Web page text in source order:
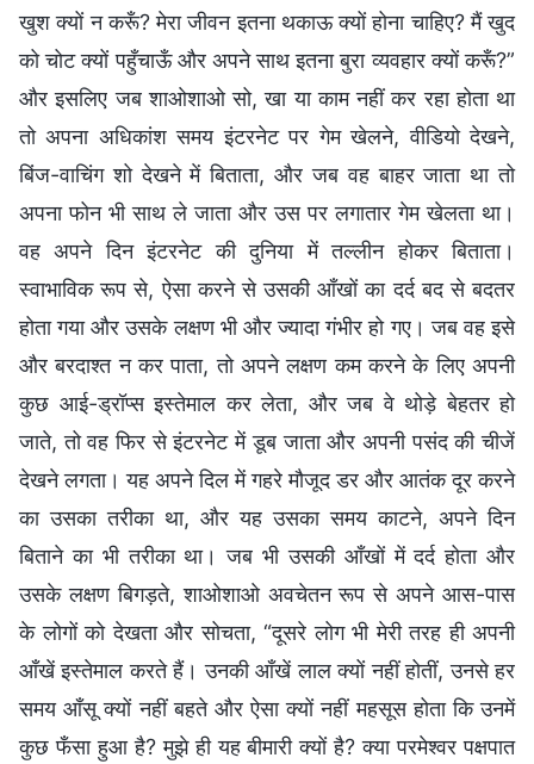
खुश क्यों न करूँ? मेरा जीवन इतना थकाऊ क्यों होना चाहिए? मैं खुद
को चोट क्यों पहुँचाऊँ और अपने साथ इतना बुरा व्यवहार क्यों करूँ?”
और इसलिए जब शाओशाओ सो, खा या काम नहीं कर रहा होता था
तो अपना अधिकांश समय इंटरनेट पर गेम खेलने, वीडियो देखने,
बिंज-वाचिंग शो देखने में बिताता, और जब वह बाहर जाता था तो
अपना फोन भी साथ ले जाता और उस पर लगातार गेम खेलता था।
वह अपने दिन इंटरनेट की दुनिया में तल्लीन होकर बिताता।
स्वाभाविक रूप से, ऐसा करने से उसकी आँखों का दर्द बद से बदतर
होता गया और उसके लक्षण भी और ज्यादा गंभीर हो गए। जब वह इसे
और बरदाश्त न कर पाता, तो अपने लक्षण कम करने के लिए अपनी
कुछ आई-ड्रॉप्स इस्तेमाल कर लेता, और जब वे थोड़े बेहतर हो
जाते, तो वह फिर से इंटरनेट में डूब जाता और अपनी पसंद की चीजें
देखने लगता। यह अपने दिल में गहरे मौजूद डर और आतंक दूर करने
का उसका तरीका था, और यह उसका समय काटने, अपने दिन
बिताने का भी तरीका था। जब भी उसकी आँखों में दर्द होता और
उसके लक्षण बिगड़ते, शाओशाओ अवचेतन रूप से अपने आस-पास
के लोगों को देखता और सोचता, “दूसरे लोग भी मेरी तरह ही अपनी
आँखें इस्तेमाल करते हैं। उनकी आँखें लाल क्यों नहीं होतीं, उनसे हर
समय आँसू क्यों नहीं बहते और ऐसा क्यों नहीं महसूस होता कि उनमें
कुछ फँसा हुआ है? मुझे ही यह बीमारी क्यों है? क्या परमेश्वर पक्षपात